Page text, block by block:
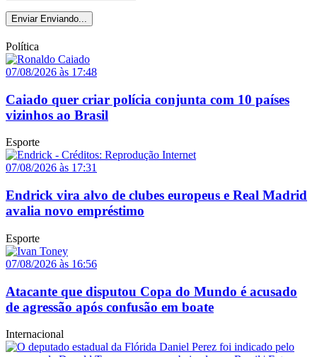
Enviar Enviando...
Política
07/08/2026 às 17:48
Caiado quer criar polícia conjunta com 10 países
vizinhos ao Brasil
Esporte
07/08/2026 às 17:31
Endrick vira alvo de clubes europeus e Real Madrid
avalia novo empréstimo
Esporte
07/08/2026 às 16:56
Atacante que disputou Copa do Mundo é acusado
de agressão após confusão em boate
Internacional